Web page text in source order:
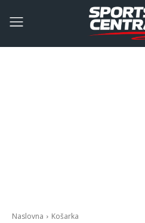
Naslovna Košarka